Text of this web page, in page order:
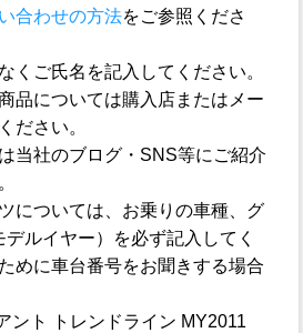
合わせの方法をご参照くださ
くご氏名を記入してください。
品については購入店またはメー
ださい。
当社のブログ・SNS等にご紹介
については、お乗りの車種、グ
ルイヤー）を必ず記入してく
めに車台番号をお聞きする場合
ント トレンドライン MY2011